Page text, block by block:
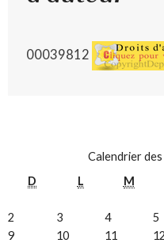
00039812
Calendrier
D
L M
2
3 4 5
9
10 11 12